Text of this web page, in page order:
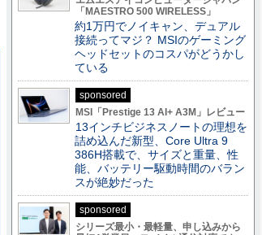
「MAESTRO 500 WIRELESS」
約1万円でノイキャン、デュアル
接続ってマジ？ MSIのゲーミング
ヘッドセットのコスパがどうかし
ている
sponsored
MSI「Prestige 13 AI+ A3M」レビュー
13インチビジネスノートの理想を
詰め込んだ新型、Core Ultra 9
386H搭載で、サイズと重量、性
能、バッテリー駆動時間のバラン
スが絶妙だった
sponsored
シリーズ最小・最軽量、申し込みから